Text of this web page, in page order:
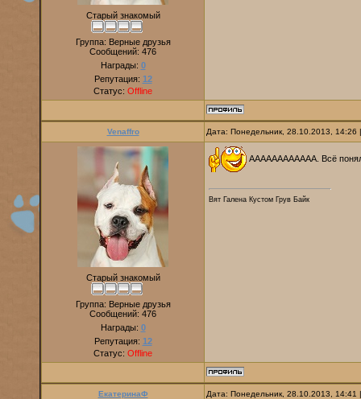
Старый знакомый
Группа: Верные друзья
Сообщений: 476
Награды: 0
Репутация: 12
Статус: Offline
Venaffro Дата: Понедельник, 28.10.2013,
Старый знакомый
Группа: Верные друзья
Сообщений: 476
Награды: 0
Репутация: 12
Статус: Offline
АААААААААААА. Всё
Вят Галена Кустом Грув Байк
ЕкатеринаФ Дата: Понедельник, 28.10.2013,